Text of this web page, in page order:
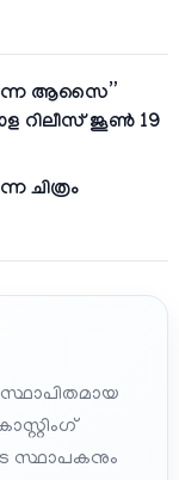
ആസൈ”
റിലീസ് ജൂൺ 19
ചിത്രം
സ്ഥാപകനും